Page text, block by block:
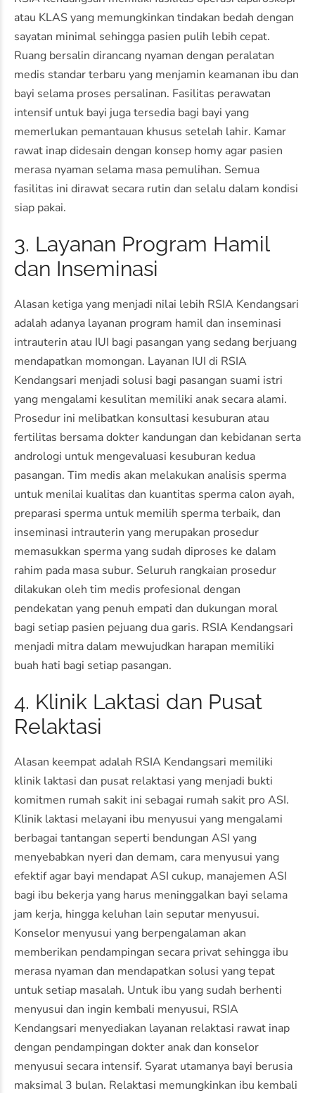
atau KLAS yang memungkinkan tindakan bedah dengan
sayatan minimal sehingga pasien pulih lebih cepat.
Ruang bersalin dirancang nyaman dengan peralatan
medis standar terbaru yang menjamin keamanan ibu dan
bayi selama proses persalinan. Fasilitas perawatan
intensif untuk bayi juga tersedia bagi bayi yang
memerlukan pemantauan khusus setelah lahir. Kamar
rawat inap didesain dengan konsep homy agar pasien
merasa nyaman selama masa pemulihan. Semua
fasilitas ini dirawat secara rutin dan selalu dalam kondisi
siap pakai.
3. Layanan Program Hamil
dan Inseminasi
Alasan ketiga yang menjadi nilai lebih RSIA Kendangsari
adalah adanya layanan program hamil dan inseminasi
intrauterin atau IUI bagi pasangan yang sedang berjuang
mendapatkan momongan. Layanan IUI di RSIA
Kendangsari menjadi solusi bagi pasangan suami istri
yang mengalami kesulitan memiliki anak secara alami.
Prosedur ini melibatkan konsultasi kesuburan atau
fertilitas bersama dokter kandungan dan kebidanan serta
andrologi untuk mengevaluasi kesuburan kedua
pasangan. Tim medis akan melakukan analisis sperma
untuk menilai kualitas dan kuantitas sperma calon ayah,
preparasi sperma untuk memilih sperma terbaik, dan
inseminasi intrauterin yang merupakan prosedur
memasukkan sperma yang sudah diproses ke dalam
rahim pada masa subur. Seluruh rangkaian prosedur
dilakukan oleh tim medis profesional dengan
pendekatan yang penuh empati dan dukungan moral
bagi setiap pasien pejuang dua garis. RSIA Kendangsari
menjadi mitra dalam mewujudkan harapan memiliki
buah hati bagi setiap pasangan.
4. Klinik Laktasi dan Pusat
Relaktasi
Alasan keempat adalah RSIA Kendangsari memiliki
klinik laktasi dan pusat relaktasi yang menjadi bukti
komitmen rumah sakit ini sebagai rumah sakit pro ASI.
Klinik laktasi melayani ibu menyusui yang mengalami
berbagai tantangan seperti bendungan ASI yang
menyebabkan nyeri dan demam, cara menyusui yang
efektif agar bayi mendapat ASI cukup, manajemen ASI
bagi ibu bekerja yang harus meninggalkan bayi selama
jam kerja, hingga keluhan lain seputar menyusui.
Konselor menyusui yang berpengalaman akan
memberikan pendampingan secara privat sehingga ibu
merasa nyaman dan mendapatkan solusi yang tepat
untuk setiap masalah. Untuk ibu yang sudah berhenti
menyusui dan ingin kembali menyusui, RSIA
Kendangsari menyediakan layanan relaktasi rawat inap
dengan pendampingan dokter anak dan konselor
menyusui secara intensif. Syarat utamanya bayi berusia
maksimal 3 bulan. Relaktasi memungkinkan ibu kembali